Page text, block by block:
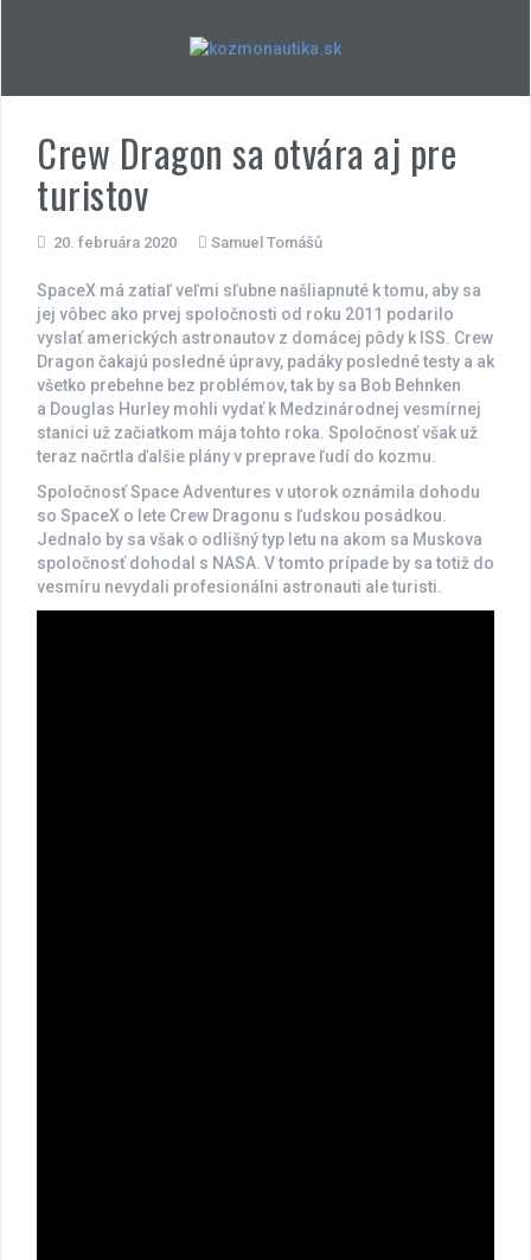
Crew Dragon sa otvára aj pre
turistov
20. februára 2020 Samuel Tomášů
SpaceX má zatiaľ veľmi sľubne našliapnuté k tomu, aby sa
jej vôbec ako prvej spoločnosti od roku 2011 podarilo
vyslať amerických astronautov z domácej pôdy k ISS. Crew
Dragon čakajú posledné úpravy, padáky posledné testy a ak
všetko prebehne bez problémov, tak by sa Bob Behnken
a Douglas Hurley mohli vydať k Medzinárodnej vesmírnej
stanici už začiatkom mája tohto roka. Spoločnosť však už
teraz načrtla ďalšie plány v preprave ľudí do kozmu.
Spoločnosť Space Adventures v utorok oznámila dohodu
so SpaceX o lete Crew Dragonu s ľudskou posádkou.
Jednalo by sa však o odlišný typ letu na akom sa Muskova
spoločnosť dohodal s NASA. V tomto prípade by sa totiž do
vesmíru nevydali profesionálni astronauti ale turisti.